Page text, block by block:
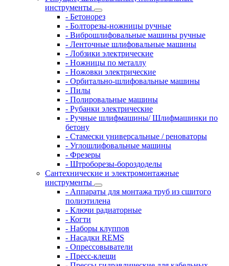
инструменты
- Бетонорез
- Болторезы-ножницы ручные
- Виброшлифовальные машины ручные
- Ленточные шлифовальные машины
- Лобзики электрические
- Ножницы по металлу
- Ножовки электрические
- Орбитально-шлифовальные машины
- Пилы
- Полировальные машины
- Рубанки электрические
- Ручные шлифмашины/ Шлифмашинки по
бетону
- Стамески универсальные / реноваторы
- Углошлифовальные машины
- Фрезеры
- Штроборезы-бороздоделы
Сантехнические и электромонтажные
инструменты
- Аппараты для монтажа труб из сшитого
полиэтилена
- Ключи радиаторные
- Когти
- Наборы клуппов
- Насадки REMS
- Опрессовыватели
- Пресс-клещи